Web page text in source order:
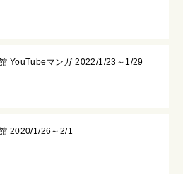
YouTubeマンガ 2022/1/23～1/29
2020/1/26～2/1